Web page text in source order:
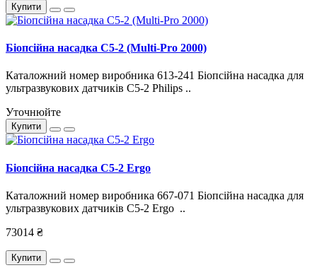
Купити
Біопсійна насадка C5-2 (Multi-Pro 2000)
Каталожний номер виробника 613-241 Біопсійна насадка для
ультразвукових датчиків C5-2 Philips ..
Уточнюйте
Купити
Біопсійна насадка C5-2 Ergo
Каталожний номер виробника 667-071 Біопсійна насадка для
ультразвукових датчиків C5-2 Ergo ..
73014 ₴
Купити